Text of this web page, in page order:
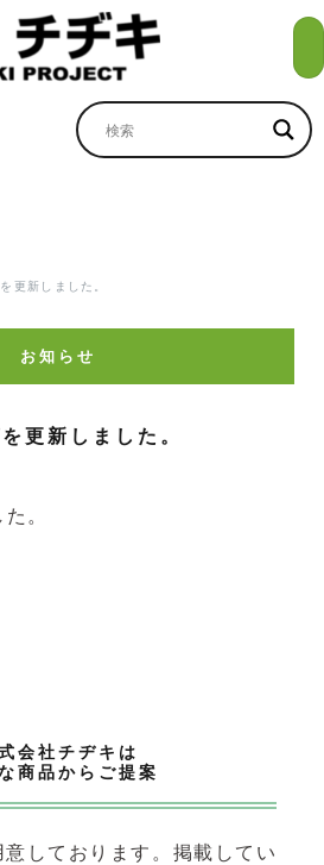
更新しました。
お知らせ
更新しました。
。
会社チヂキは
商品からご提案
しております。掲載してい